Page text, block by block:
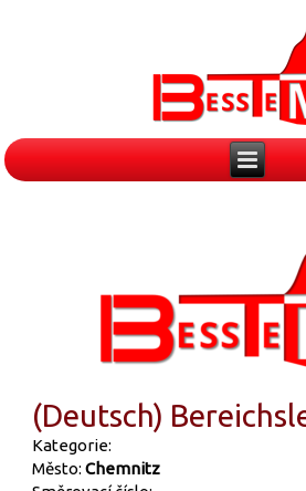
(Deutsch)
Kategorie:
Město:Chemnitz